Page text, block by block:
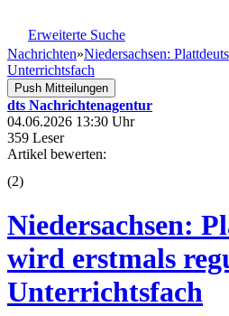
Erweiterte Suche
Nachrichten»Niedersachsen:
Unterrichtsfach
Push Mitteilungen
dts Nachrichtenagentur
04.06.2026 13:30 Uhr
359 Leser
Artikel bewerten:
(2)
Niedersachsen:
wird erstmals
Unterrichtsfach